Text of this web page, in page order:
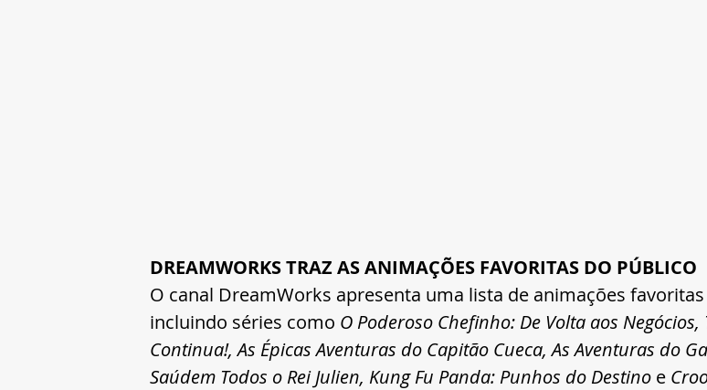
DREAMWORKS TRAZ AS ANIMAÇÕES FAVORITAS DO PÚBLICO
O canal DreamWorks apresenta uma lista de animações
incluindo séries como O Poderoso Chefinho: De Volta aos Negócios,
Continua!, As Épicas Aventuras do Capitão Cueca, As Aventuras do
Saúdem Todos o Rei Julien, Kung Fu Panda: Punhos do Destino e